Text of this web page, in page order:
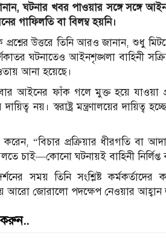
জানান, ঘটনার খবর পাওয়ার সঙ্গে
গাফিলতি বা বিলম্ব হয়নি।
প্রশ্নের উত্তরে তিনি আরও জানান, শুধু
ঘটনাতেও আইনশৃঙ্খলা বাহিনী
আনা হয়েছে।
আইনের ফাঁক গলে মুক্ত হয়ে যাওয়া
নয়। স্বরাষ্ট্র মন্ত্রণালয়ের
“বিচার প্রক্রিয়ার ধীরগতি বা
চাই—কোনো ঘটনায়ই বাহিনী নির্লিপ্ত
সময় তিনি সংশ্লিষ্ট
আরো জোরালো পদক্ষেপ নেওয়ার আহ্বান
করুন..